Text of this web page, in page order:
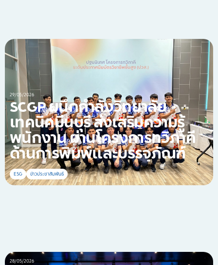
29/05/2026
SCGP ผนึกกำลังวิทยาลัย
เทคนิคมีนบุรี ส่งเสริมความรู้
พนักงาน ผ่านโครงการทวิภาคี
ด้านการพิมพ์และบรรจุภัณฑ์
ESG ข่าวประชาสัมพันธ์
28/05/2026